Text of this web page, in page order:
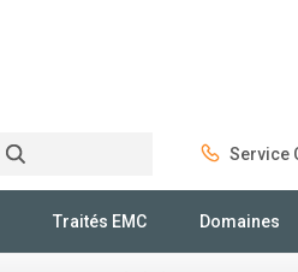
Service
Traités EMC Domaines